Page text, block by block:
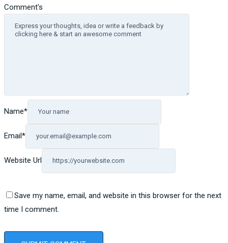
Comment's
Name*
Email*
Website Url
Save my name, email, and website in this browser for the next
time I comment.